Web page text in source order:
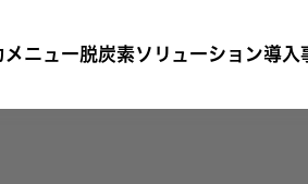
ーマンス測定、ソーシャルメディア機
のCookieの使用を許可したことになりま
メニュー脱炭素ソリューション導入